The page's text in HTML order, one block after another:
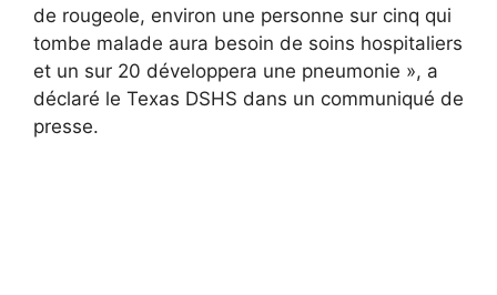
de rougeole, environ une personne sur cinq qui
tombe malade aura besoin de soins hospitaliers
et un sur 20 développera une pneumonie », a
déclaré le Texas DSHS dans un communiqué de
presse.